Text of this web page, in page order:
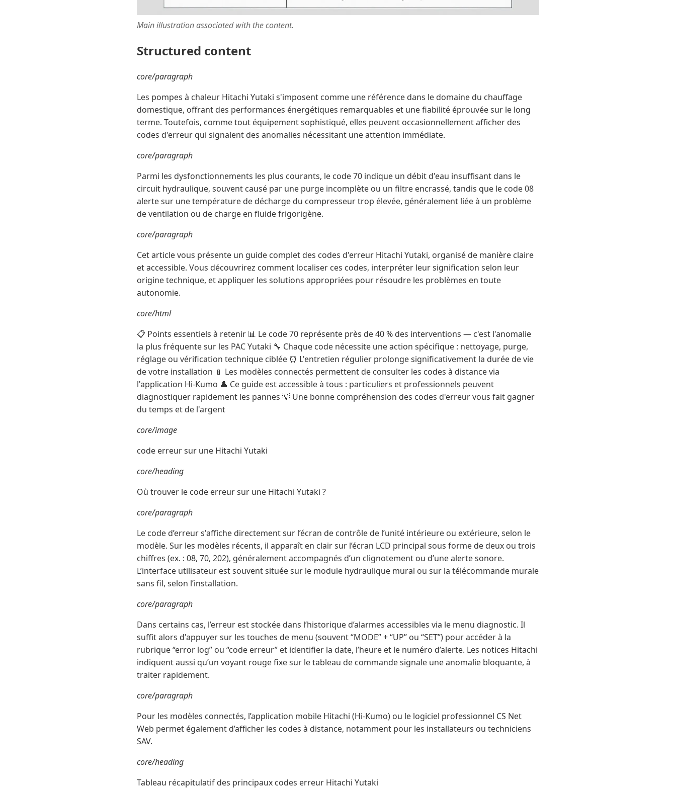
Main illustration associated with the content.
Structured content
core/paragraph
Les pompes à chaleur Hitachi Yutaki s'imposent comme une référence dans le domaine du chauffage
domestique, offrant des performances énergétiques remarquables et une fiabilité éprouvée sur le long
terme. Toutefois, comme tout équipement sophistiqué, elles peuvent occasionnellement afficher des
codes d'erreur qui signalent des anomalies nécessitant une attention immédiate.
core/paragraph
Parmi les dysfonctionnements les plus courants, le code 70 indique un débit d'eau insuffisant dans le
circuit hydraulique, souvent causé par une purge incomplète ou un filtre encrassé, tandis que le code 08
alerte sur une température de décharge du compresseur trop élevée, généralement liée à un problème
de ventilation ou de charge en fluide frigorigène.
core/paragraph
Cet article vous présente un guide complet des codes d'erreur Hitachi Yutaki, organisé de manière claire
et accessible. Vous découvrirez comment localiser ces codes, interpréter leur signification selon leur
origine technique, et appliquer les solutions appropriées pour résoudre les problèmes en toute
autonomie.
core/html
📋 Points essentiels à retenir 📊 Le code 70 représente près de 40 % des interventions — c'est l'anomalie
la plus fréquente sur les PAC Yutaki 🔧 Chaque code nécessite une action spécifique : nettoyage, purge,
réglage ou vérification technique ciblée ⏰ L'entretien régulier prolonge significativement la durée de vie
de votre installation 📱 Les modèles connectés permettent de consulter les codes à distance via
l'application Hi-Kumo 👤 Ce guide est accessible à tous : particuliers et professionnels peuvent
diagnostiquer rapidement les pannes 💡 Une bonne compréhension des codes d'erreur vous fait gagner
du temps et de l'argent
core/image
code erreur sur une Hitachi Yutaki
core/heading
Où trouver le code erreur sur une Hitachi Yutaki ?
core/paragraph
Le code d’erreur s'affiche directement sur l’écran de contrôle de l’unité intérieure ou extérieure, selon le
modèle. Sur les modèles récents, il apparaît en clair sur l’écran LCD principal sous forme de deux ou trois
chiffres (ex. : 08, 70, 202), généralement accompagnés d’un clignotement ou d’une alerte sonore.
L’interface utilisateur est souvent située sur le module hydraulique mural ou sur la télécommande murale
sans fil, selon l’installation.
core/paragraph
Dans certains cas, l’erreur est stockée dans l’historique d’alarmes accessibles via le menu diagnostic. Il
suffit alors d'appuyer sur les touches de menu (souvent “MODE” + “UP” ou “SET”) pour accéder à la
rubrique “error log” ou “code erreur” et identifier la date, l’heure et le numéro d’alerte. Les notices Hitachi
indiquent aussi qu’un voyant rouge fixe sur le tableau de commande signale une anomalie bloquante, à
traiter rapidement.
core/paragraph
Pour les modèles connectés, l’application mobile Hitachi (Hi-Kumo) ou le logiciel professionnel CS Net
Web permet également d’afficher les codes à distance, notamment pour les installateurs ou techniciens
SAV.
core/heading
Tableau récapitulatif des principaux codes erreur Hitachi Yutaki